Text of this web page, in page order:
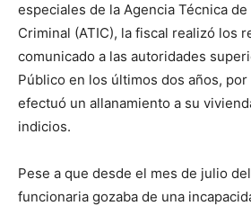
especiales de la Agencia Técnica
Criminal (ATIC), la fiscal realizó los
comunicado a las autoridades
Público en los últimos dos años,
efectuó un allanamiento a su
indicios.
Pese a que desde el mes de julio
funcionaria gozaba de una